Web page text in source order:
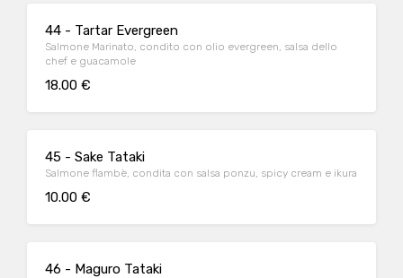
44 - Tartar Evergreen
Salmone Marinato, condito con olio evergreen, salsa dello
chef e guacamole
18.00 €
45 - Sake Tataki
Salmone flambè, condita con salsa ponzu, spicy cream e ikura
10.00 €
46 - Maguro Tataki